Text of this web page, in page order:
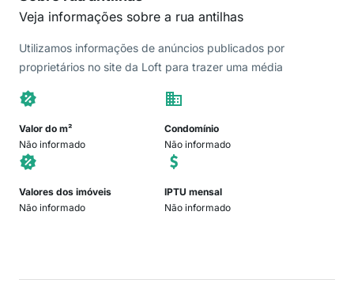
Veja informações sobre a rua antilhas
Utilizamos informações de anúncios publicados por
proprietários no site da Loft para trazer uma média
Valor do m²
Não informado
Condomínio
Não informado
Valores dos imóveis
Não informado
IPTU mensal
Não informado